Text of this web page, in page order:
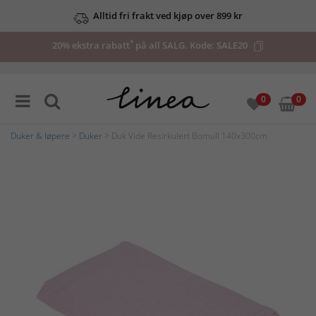
Alltid fri frakt ved kjøp over 899 kr
20% ekstra rabatt* på all SALG. Kode: SALE20
0 0
Duker & løpere Duker > Duk Vide Resirkulert Bomull 140x300cm